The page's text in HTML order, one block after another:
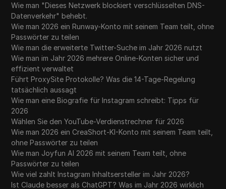
Wie man "Dieses Netzwerk blockiert verschlüsselten DNS-
Datenverkehr" behebt.
Wie man 2026 ein Runway-Konto mit seinem Team teilt, ohne
Passwörter zu teilen
Wie man die erweiterte Twitter-Suche im Jahr 2026 nutzt
Wie man im Jahr 2026 mehrere Online-Konten sicher und
effizient verwaltet
Führt ProxySite Protokolle? Was die 14-Tage-Regelung
tatsächlich aussagt
Wie man eine Biografie für Instagram schreibt: Tipps für
2026
Wählen Sie den YouTube-Verdienstrechner für 2026
Wie man 2026 ein CreaShort-KI-Konto mit seinem Team teilt,
ohne Passwörter zu teilen
Wie man Joyfun AI 2026 mit seinem Team teilt, ohne
Passwörter zu teilen
Wie viel zahlt Instagram Inhaltsersteller im Jahr 2026?
Ist Claude besser als ChatGPT? Was im Jahr 2026 wirklich